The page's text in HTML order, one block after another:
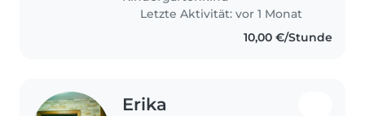
Abenteuer! Wir..
Letzte Aktivität: vor 1 Monat
10,00 €/Stunde
Erika